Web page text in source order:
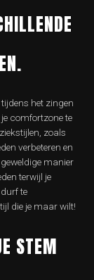
het zingen
je comfortzone te
zoals
verbeteren en
manier
terwijl je
te
die je maar wilt!
STEM